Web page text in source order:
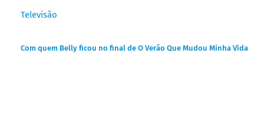
Televisão
Com quem Belly ficou no final de O Verão Que Mudou Minha Vida